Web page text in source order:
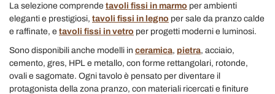
La selezione comprende tavoli fissi in marmo per ambienti
eleganti e prestigiosi, tavoli fissi in legno per sale da pranzo calde
e raffinate, e tavoli fissi in vetro per progetti moderni e luminosi.
Sono disponibili anche modelli in ceramica, pietra, acciaio,
cemento, gres, HPL e metallo, con forme rettangolari, rotonde,
ovali e sagomate. Ogni tavolo è pensato per diventare il
protagonista della zona pranzo, con materiali ricercati e finiture